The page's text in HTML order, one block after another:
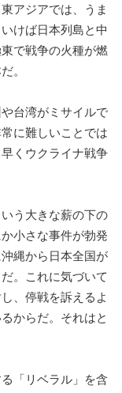
アジアでは、うま
けば日本列島と中
で戦争の火種が燃
。
台湾がミサイルで
に難しいことでは
くウクライナ戦争
う大きな薪の下の
小さな事件が勃発
縄から日本全国が
。これに気づいて
、停戦を訴えるよ
からだ。それはと
「リベラル」を含